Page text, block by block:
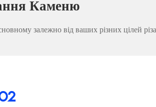
Каменю
залежно від ваших різних цілей